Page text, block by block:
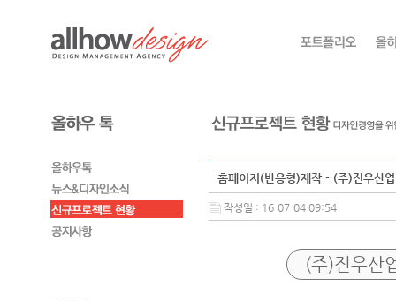
홈페이지(반응형)제작 - (주)진우산업
작성일 : 16-07-04 09:54
(주)진우산